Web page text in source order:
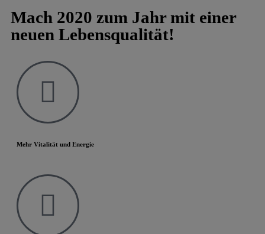
Mach 2020 zum Jahr mit einer
neuen Lebensqualität!
Mehr Vitalität und Energie